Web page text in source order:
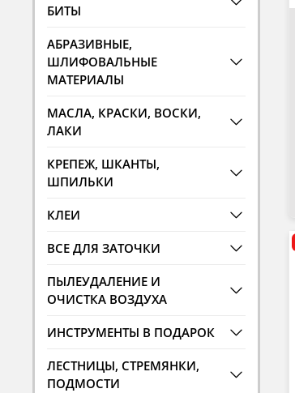
БИТЫ
АБРАЗИВНЫЕ,
ШЛИФОВАЛЬНЫЕ
МАТЕРИАЛЫ
МАСЛА, КРАСКИ, ВОСКИ,
ЛАКИ
КРЕПЕЖ, ШКАНТЫ,
ШПИЛЬКИ
КЛЕИ
ВСЕ ДЛЯ ЗАТОЧКИ
ПЫЛЕУДАЛЕНИЕ И
ОЧИСТКА ВОЗДУХА
ИНСТРУМЕНТЫ В ПОДАРОК
ЛЕСТНИЦЫ, СТРЕМЯНКИ,
ПОДМОСТИ